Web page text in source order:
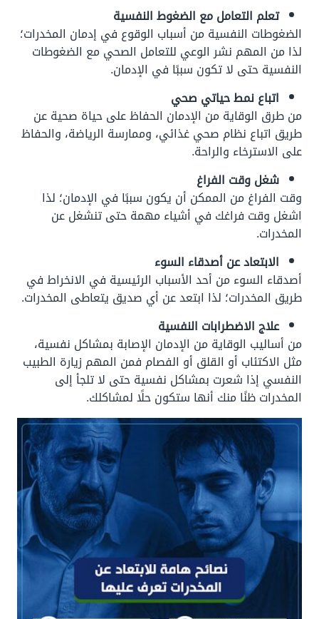
تعلم التعامل مع الضغوط النفسية
الضغوطات النفسية من أسباب الوقوع في إدمان المخدرات؛
لذا من المهم نشر الوعي للتعامل الصحي مع الضغوطات
النفسية حتى لا تكون سببًا في الإدمان.
اتباع نمط حياتي صحي
من طرق الوقاية من الإدمان الحفاظ على حياة صحية عن
طريق اتباع نظام صحي غذائي، وممارسة الرياضة، والحفاظ
على الاسترخاء والراحة.
شغل وقت الفراغ
وقت الفراغ من الممكن أن يكون سببًا في الإدمان؛ لذا
اشغل وقت فراغك في أشياء مهمة حتى تنشغل عن
المخدرات.
الابتعاد عن أصدقاء السوء
أصدقاء السوء من أحد الأسباب الرئيسية في الانخراط في
طريق المخدرات؛ لذا ابتعد عن أي صديق يتعاطى المخدرات.
علاج الاضطرابات النفسية
من أساليب الوقاية من الإدمان الإصابة بمشاكل نفسية،
مثل الاكتئاب أو القلق أو الفصام فمن المهم زيارة الطبيب
النفسي إذا شعرت بمشاكل نفسية حتى لا تلجأ إلى
المخدرات ظنًا منك أنها ستكون حلًا لمشاكلك.